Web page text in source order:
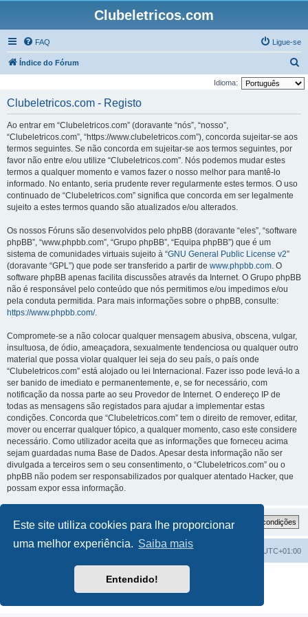
Este site utiliza cookies para lhe proporcionar
uma melhor experiência. Saiba mais
Entendido!
Clubeletricos.com
FAQ Ligue-se
Índice do Fórum
e
Idioma:
Clubeletricos.com - Registo
Ao entrar em “Clubeletricos.com” (doravante “nós”, “nosso”,
“Clubeletricos.com”, “https://www.clubeletricos.com”), concorda sujeitar-se aos
termos seguintes. Se não concorda em sujeitar-se aos termos seguintes, por
favor não entre e/ou utilize “Clubeletricos.com”. Nós podemos mudar estes
termos a qualquer momento e vamos fazer o nosso melhor para mantê-lo
informado. No entanto, seria prudente rever regularmente estes termos. O uso
continuado de “Clubeletricos.com” significa que concorda em ser legalmente
sujeito a estes termos quando são atualizados e/ou alterados.
Os nossos Fóruns são desenvolvidos pelo phpBB (doravante “eles”, “software
phpBB”, “www.phpbb.com”, “Grupo phpBB”, “Equipa phpBB”) que é um
sistema de comunidades virtuais sujeito à “GNU General Public License v2”
(doravante “GPL”) que pode ser transferido a partir de www.phpbb.com. O
software phpBB apenas facilita discussões através da Internet. O Grupo phpBB
não é responsável pelo conteúdo que nós permitimos e/ou impedimos e/ou
pela conduta permitida. Para mais informações sobre o phpBB, consulte:
https://www.phpbb.com/.
Compromete-se a não colocar qualquer mensagem abusiva, obscena, vulgar,
insultuosa, de ódio, ameaçadora, sexualmente tendenciosa ou qualquer outro
material que possa violar qualquer lei seja do seu país, o país onde
“Clubeletricos.com” está alojado ou lei Internacional. Fazer isso pode levá-lo a
ser banido de imediato e permanentemente, e, se for necessário, com
notificação da nossa parte ao seu Provedor de Internet. O endereço IP de
todas as mensagens são registados para ajudar a implementar estas
condições. Concorda que “Clubeletricos.com” tem o direito de remover, editar,
mover ou encerrar qualquer tópico, a qualquer momento, caso este considere
necessário. Como utilizador aceita que as informações que forneceu acima
sejam guardadas numa Base de Dados. Apesar desta informação não ser
divulgada a terceiros sem o seu consentimento, o “Clubeletricos.com” ou o
phpBB não podem ser responsabilizados por qualquer atentado Hacker, que
possam expor essa informação.
O Fuso Horário do Fórum é UTC+01:00
Desenvolvido por phpBB® Forum Software © phpBB Limited